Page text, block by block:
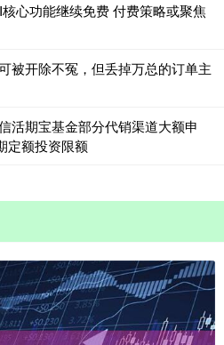
心功能继续免费 付费策略或聚焦
被开除不冤，但丢掉万总的订单主
活期宝基金部分代销渠道大额申
定额投资限额